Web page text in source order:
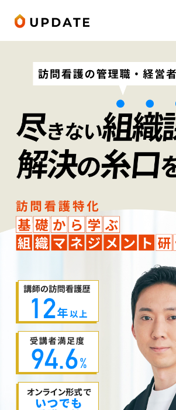
会社概要
お知らせ
受講者の声
お問い合わせ